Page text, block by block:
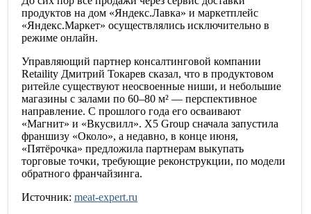
продуктов на дом «Яндекс.Лавка» и маркетплейс
«Яндекс.Маркет» осуществлялись исключительно в
режиме онлайн.
Управляющий партнер консалтинговой компании
Retaility Дмитрий Токарев сказал, что в продуктовом
ритейле существуют неосвоенные ниши, и небольшие
магазины с залами по 60–80 м² — перспективное
направление. С прошлого года его осваивают
«Магнит» и «Вкусвилл». X5 Group сначала запустила
франшизу «Около», а недавно, в конце июня,
«Пятёрочка» предложила партнерам выкупать
торговые точки, требующие реконструкции, по модели
обратного франчайзинга.
Источник: meat-expert.ru